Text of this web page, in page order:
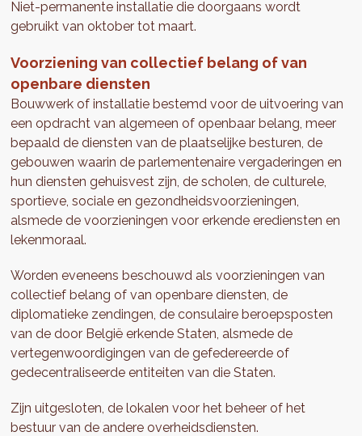
Niet-permanente installatie die doorgaans wordt
gebruikt van oktober tot maart.
Voorziening van collectief belang of van
openbare diensten
Bouwwerk of installatie bestemd voor de uitvoering van
een opdracht van algemeen of openbaar belang, meer
bepaald de diensten van de plaatselijke besturen, de
gebouwen waarin de parlementenaire vergaderingen en
hun diensten gehuisvest zijn, de scholen, de culturele,
sportieve, sociale en gezondheidsvoorzieningen,
alsmede de voorzieningen voor erkende erediensten en
lekenmoraal.
Worden eveneens beschouwd als voorzieningen van
collectief belang of van openbare diensten, de
diplomatieke zendingen, de consulaire beroepsposten
van de door België erkende Staten, alsmede de
vertegenwoordigingen van de gefedereerde of
gedecentraliseerde entiteiten van die Staten.
Zijn uitgesloten, de lokalen voor het beheer of het
bestuur van de andere overheidsdiensten.